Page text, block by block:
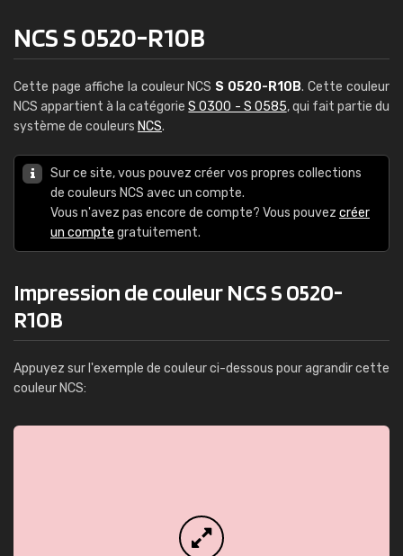
NCS S 0520-R10B
Cette page affiche la couleur NCS S 0520-R10B. Cette couleur
NCS appartient à la catégorieS 0300 - S 0585, qui fait partie du
système de couleurs NCS.
Sur ce site, vous pouvez créer vos propres collections
de couleurs NCS avec un compte.
Vous n'avez pas encore de compte? Vous pouvez créer
un compte gratuitement.
Impression de couleur NCS S 0520-
R10B
Appuyez sur l'exemple de couleur ci-dessous pour agrandir cette
couleur NCS: